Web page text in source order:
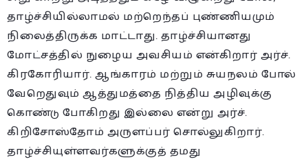
தாழ்ச்சியில்லாமல் மற்றெந்தப் புண்ணியமும்
நிலைத்திருக்க மாட்டாது. தாழ்ச்சியானது
மோட்சத்தில் நுழைய அவசியம் என்கிறார் அர்ச்.
கிரகோரியார். ஆங்காரம் மற்றும் சுயநலம் போல்
வேறெதுவும் ஆத்துமத்தை நித்திய அழிவுக்கு
கொண்டு போகிறது இல்லை என்று அர்ச்.
கிறிசோஸ்தோம் அருளப்பர் சொல்லுகிறார்.
தாழ்ச்சியுள்ளவர்களுக்குத் தமது